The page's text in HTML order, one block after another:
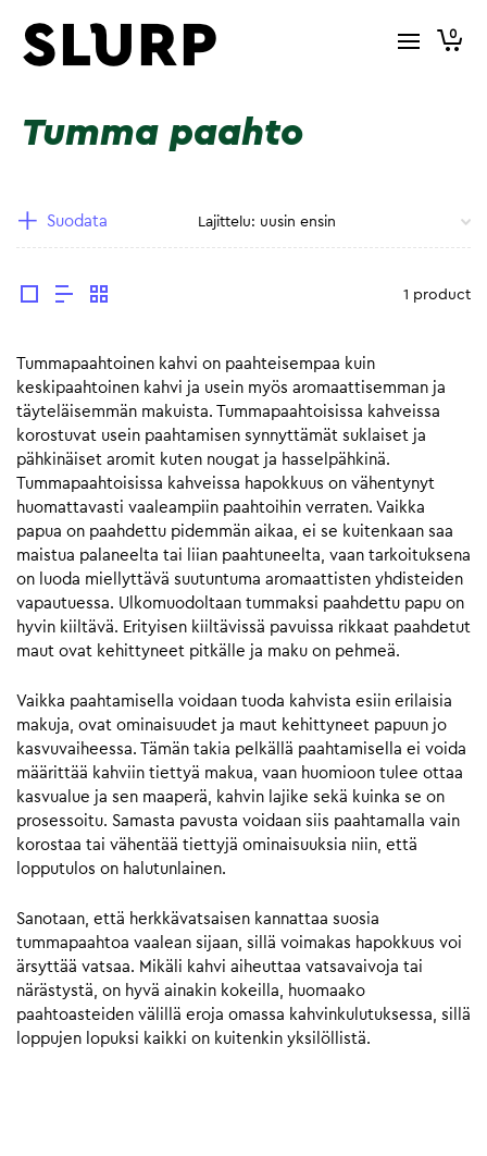
0
Tumma paahto
Suodata
1 product
Tummapaahtoinen kahvi on paahteisempaa kuin
keskipaahtoinen kahvi ja usein myös aromaattisemman ja
täyteläisemmän makuista. Tummapaahtoisissa kahveissa
korostuvat usein paahtamisen synnyttämät suklaiset ja
pähkinäiset aromit kuten nougat ja hasselpähkinä.
Tummapaahtoisissa kahveissa hapokkuus on vähentynyt
huomattavasti vaaleampiin paahtoihin verraten. Vaikka
papua on paahdettu pidemmän aikaa, ei se kuitenkaan saa
maistua palaneelta tai liian paahtuneelta, vaan tarkoituksena
on luoda miellyttävä suutuntuma aromaattisten yhdisteiden
vapautuessa. Ulkomuodoltaan tummaksi paahdettu papu on
hyvin kiiltävä. Erityisen kiiltävissä pavuissa rikkaat paahdetut
maut ovat kehittyneet pitkälle ja maku on pehmeä.
Vaikka paahtamisella voidaan tuoda kahvista esiin erilaisia
makuja, ovat ominaisuudet ja maut kehittyneet papuun jo
kasvuvaiheessa. Tämän takia pelkällä paahtamisella ei voida
määrittää kahviin tiettyä makua, vaan huomioon tulee ottaa
kasvualue ja sen maaperä, kahvin lajike sekä kuinka se on
prosessoitu. Samasta pavusta voidaan siis paahtamalla vain
korostaa tai vähentää tiettyjä ominaisuuksia niin, että
lopputulos on halutunlainen.
Sanotaan, että herkkävatsaisen kannattaa suosia
tummapaahtoa vaalean sijaan, sillä voimakas hapokkuus voi
ärsyttää vatsaa. Mikäli kahvi aiheuttaa vatsavaivoja tai
närästystä, on hyvä ainakin kokeilla, huomaako
paahtoasteiden välillä eroja omassa kahvinkulutuksessa, sillä
loppujen lopuksi kaikki on kuitenkin yksilöllistä.